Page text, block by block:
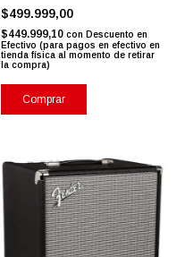
$499.999,00
$449.999,10 con Descuento en
Efectivo (para pagos en efectivo en
tienda física al momento de retirar
la compra)
Comprar